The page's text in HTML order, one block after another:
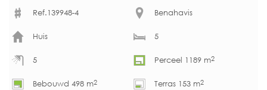
Ref.139948-4 Benahavis
Huis 5
5 Perceel 1189 m2
Bebouwd 498 m2 Terras 153 m2